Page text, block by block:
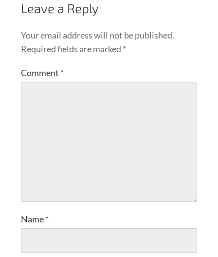
Leave a Reply
Your email address will not be published.
Required fields are marked *
Comment *
Name*